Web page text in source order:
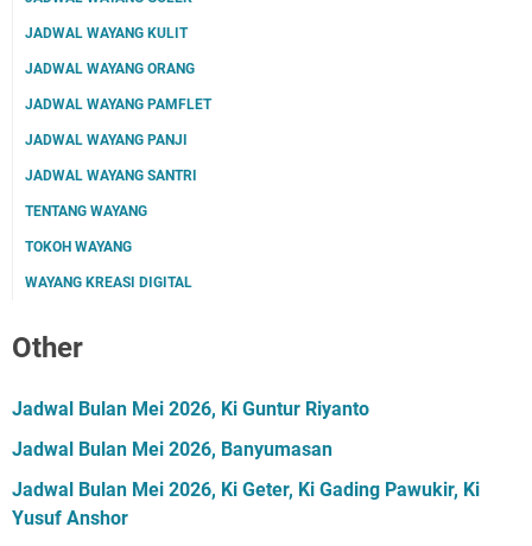
JADWAL WAYANG KULIT
JADWAL WAYANG ORANG
JADWAL WAYANG PAMFLET
JADWAL WAYANG PANJI
JADWAL WAYANG SANTRI
TENTANG WAYANG
TOKOH WAYANG
WAYANG KREASI DIGITAL
Other
Jadwal Bulan Mei 2026, Ki Guntur Riyanto
Jadwal Bulan Mei 2026, Banyumasan
Jadwal Bulan Mei 2026, Ki Geter, Ki Gading Pawukir, Ki
Yusuf Anshor